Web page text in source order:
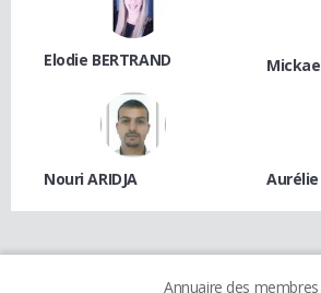
Elodie BERTRAND
Nouri ARIDJA Aurélie
Annuaire des membres